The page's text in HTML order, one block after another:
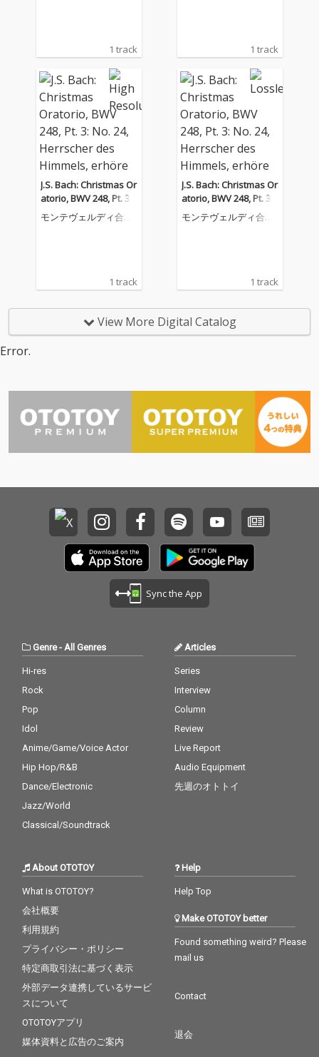
1 track 1 track
J.S. Bach: Christmas Or
atorio, BWV 248, Pt. 3:
No. 24, Herrscher des
Himmels, erhöre das L
モンテヴェルディ合唱
1 track
J.S. Bach: Christmas Or
atorio, BWV 248, Pt. 3:
No. 24, Herrscher des
Himmels, erhöre das L
モンテヴェルディ合唱
1 track
View More Digital Catalog
Error.
Sync the App
Genre- All Genres
Hi-res
Rock
Pop
Idol
Anime/Game/Voice Actor
Hip Hop/R&B
Dance/Electronic
Jazz/World
Classical/Soundtrack
Articles
Series
Interview
Column
Review
Live Report
Audio Equipment
先週のオトトイ
About OTOTOY
What is OTOTOY?
会社概要
利用規約
プライバシー・ポリシー
特定商取引法に基づく表示
外部データ連携しているサービ
スについて
OTOTOYアプリ
媒体資料と広告のご案内
Help
Help Top
Make OTOTOY better
Found something weird? Please
mail us
Contact
退会